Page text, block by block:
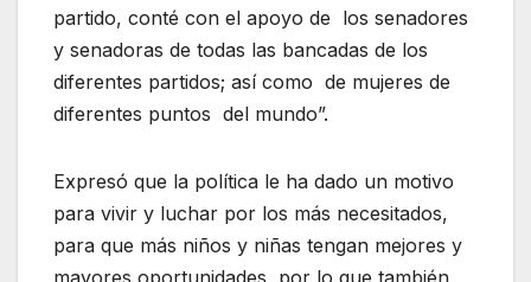
partido, conté con el apoyo de los senadores
y senadoras de todas las bancadas de los
diferentes partidos; así como de mujeres de
diferentes puntos del mundo”.
Expresó que la política le ha dado un motivo
para vivir y luchar por los más necesitados,
para que más niños y niñas tengan mejores y